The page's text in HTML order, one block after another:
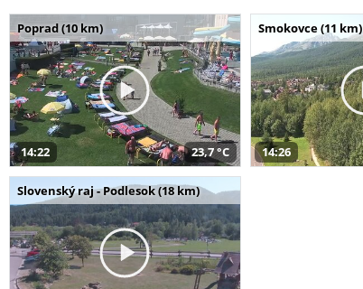
Poprad (10 km)
14:22 23,7 °C
Smokovce (11 km)
14:26
Slovenský raj - Podlesok (18 km)